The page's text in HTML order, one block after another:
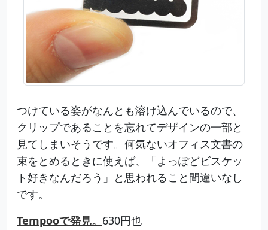
つけている姿がなんとも溶け込んでいるので、
クリップであることを忘れてデザインの一部と
見てしまいそうです。何気ないオフィス文書の
束をとめるときに使えば、「よっぽどビスケッ
ト好きなんだろう」と思われること間違いなし
です。
Tempooで発見。 630円也